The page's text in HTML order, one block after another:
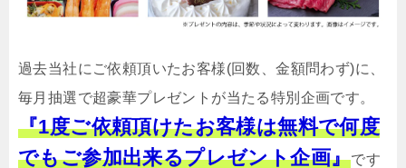
過去当社にご依頼頂いたお客様(回数、金額問わず)に、
毎月抽選で超豪華プレゼントが当たる特別企画です。
『1度ご依頼頂けたお客様は無料で何度
でもご参加出来るプレゼント企画』です